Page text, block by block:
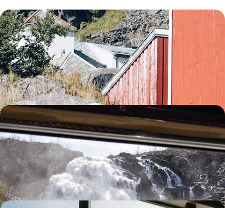
La Norvège en famille - Cet été, tous ensemble au
pays des fjords
Pour les grandes vacances, embarquer toute sa tribu et parcourir la
Norvège d'est en ouest, entre forêts, montagnes et fjords
11 jours, de 4800 à 6200 $ CA
Parcs, montagnes et capitales - En train, une
Norvège inspirante
D'Oslo à Trondheim, voir défiler des paysages grandioses et prendre un
bain de culture norvégienne
12 jours, de 4800 à 5900 $ CA